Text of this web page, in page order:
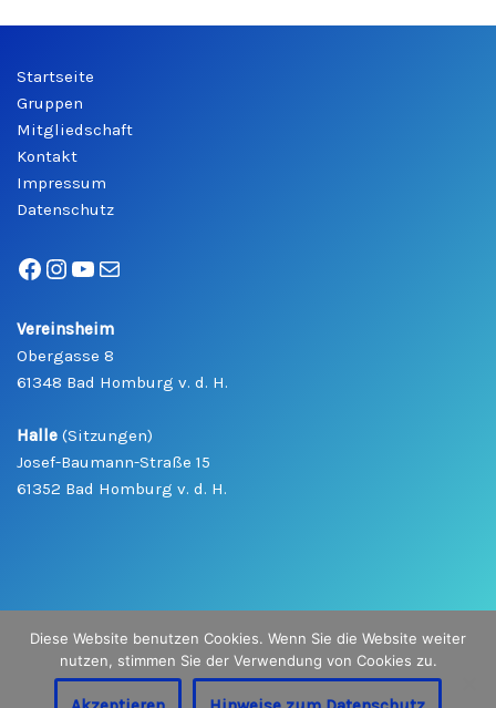
Startseite
Gruppen
Mitgliedschaft
Kontakt
Impressum
Datenschutz
Vereinsheim
Obergasse 8
61348 Bad Homburg v. d. H.
Halle (Sitzungen)
Josef-Baumann-Straße 15
61352 Bad Homburg v. d. H.
Copyright©2026 Bad Homburger Karneval Gesellschaft
"Freunde des Carneval" e.V.
Diese Website benutzen Cookies. Wenn Sie die Website weiter
nutzen, stimmen Sie der Verwendung von Cookies zu.